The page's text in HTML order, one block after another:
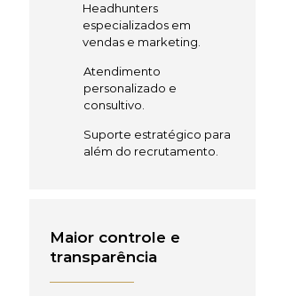
Headhunters
especializados em
vendas e marketing.
Atendimento
personalizado e
consultivo.
Suporte estratégico para
além do recrutamento.
Maior controle e
transparência